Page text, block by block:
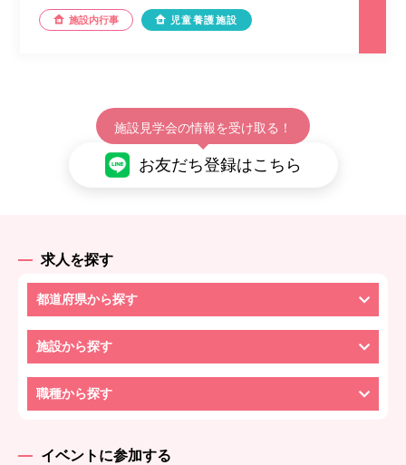
施設内行事 児童養護施設
施設見学会の情報を受け取る！
お友だち登録はこちら
求人を探す
都道府県から探す
施設から探す
職種から探す
イベントに参加する